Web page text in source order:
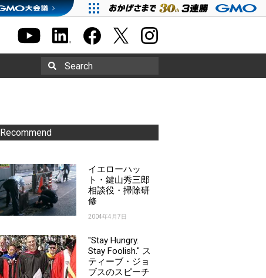
Search
Recommend
イエローハッ
ト・鍵山秀三郎
相談役・掃除研
修
2004年4月7日
"Stay Hungry.
Stay Foolish." ス
ティーブ・ジョ
ブスのスピーチ